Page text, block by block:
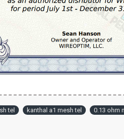
tel kanthal a1 mesh tel 0.13 ohm